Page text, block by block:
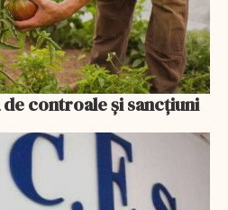
controale și sancțiuni